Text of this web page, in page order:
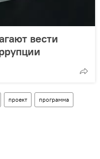
вести
проект программа